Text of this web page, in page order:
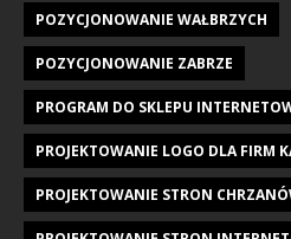
POZYCJONOWANIE WAŁBRZYCH
POZYCJONOWANIE ZABRZE
PROGRAM DO SKLEPU
PROJEKTOWANIE LOGO DLA FIRM
PROJEKTOWANIE STRON